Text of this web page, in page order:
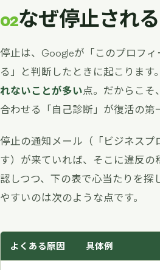
02なぜ停止され
停止は、Googleが「このプロフ
る」と判断したときに起こります
れないことが多い点。だからこそ
合わせる「自己診断」が復活の第
停止の通知メール（「ビジネス
す）が来ていれば、そこに違反
認しつつ、下の表で心当たりを
やすいのは次のような点です。
よくある原因 具体例